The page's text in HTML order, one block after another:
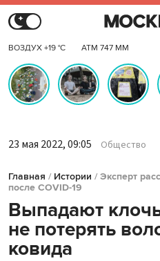
ВОЗДУХ +19 °C АТМ 747 ММ
23 мая 2022, 09:05 Общество
Главная / Истории /Эксперт
после COVID-19
Выпадают
не потерять
ковида